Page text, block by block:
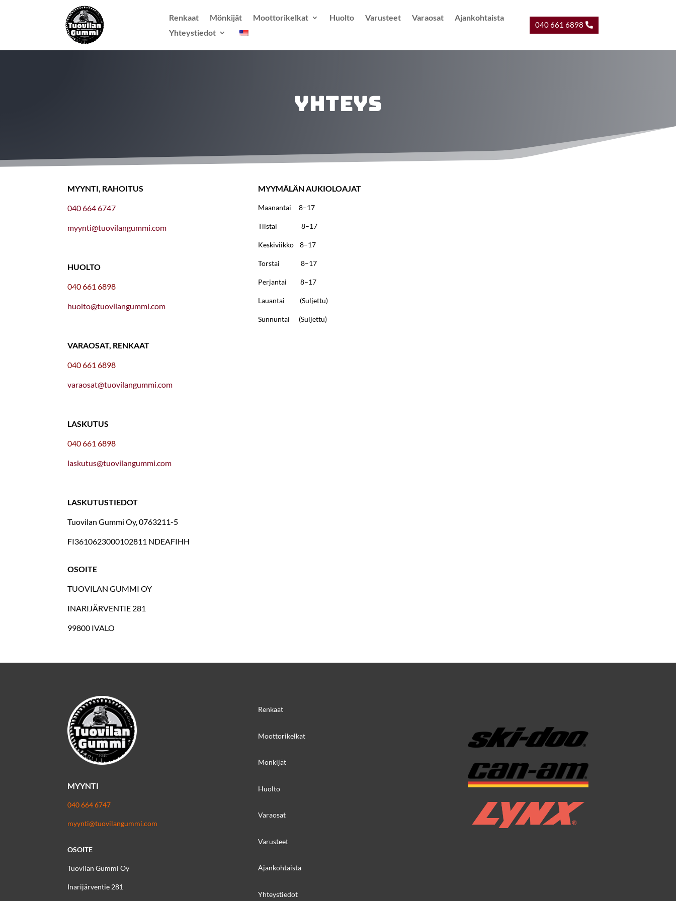
Renkaat Mönkijät Moottorikelkat Huolto Varusteet Varaosat
Ajankohtaista
Yhteystiedot
040 661 6898
yhteys
MYYNTI, RAHOITUS
040 664 6747
myynti@tuovilangummi.com
HUOLTO
040 661 6898
huolto@tuovilangummi.com
VARAOSAT, RENKAAT
040 661 6898
varaosat@tuovilangummi.com
LASKUTUS
040 661 6898
laskutus@tuovilangummi.com
LASKUTUSTIEDOT
Tuovilan Gummi Oy, 0763211-5
FI3610623000102811 NDEAFIHH
OSOITE
TUOVILAN GUMMI OY
INARIJÄRVENTIE 281
99800 IVALO
MYYMÄLÄN AUKIOLOAJAT
Maanantai 8–17
Tiistai 8–17
Keskiviikko 8–17
Torstai 8–17
Perjantai 8–17
Lauantai (Suljettu)
Sunnuntai (Suljettu)
MYYNTI
040 664 6747
myynti@tuovilangummi.com
OSOITE
Tuovilan Gummi Oy
Inarijärventie 281
Renkaat
Moottorikelkat
Mönkijät
Huolto
Varaosat
Varusteet
Ajankohtaista
Yhteystiedot